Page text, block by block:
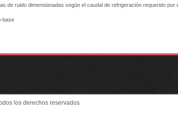
de ruido dimensionadas según el caudal de refrigeración requerido
base
los derechos reservados